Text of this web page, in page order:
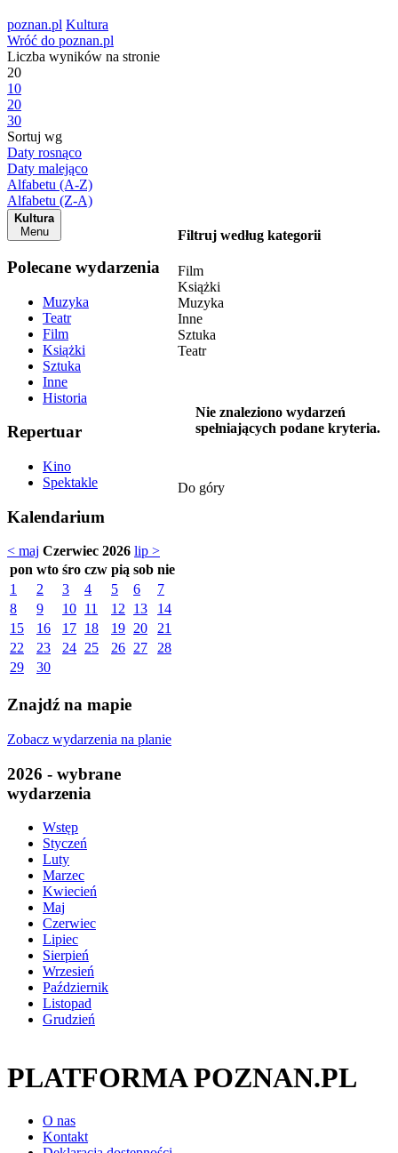
poznan.pl Kultura
Wróć do poznan.pl
Liczba wyników na stronie
20
10
20
30
Sortuj wg
Daty rosnąco
Daty malejąco
Alfabetu (A-Z)
Alfabetu (Z-A)
Kultura
Menu
Polecane wydarzenia
Muzyka
Teatr
Film
Książki
Sztuka
Inne
Historia
Repertuar
Kino
Spektakle
Kalendarium
< maj Czerwiec 2026 lip >
pon wto śro czw pią sob nie
1
2 3 4 5 6
7
8
9 10 11 12 13
14
15
16 17 18 19 20
21
22
23 24 25 26 27
28
29
30
Znajdź na mapie
Zobacz wydarzenia na planie
2026 - wybrane
wydarzenia
Wstęp
Styczeń
Luty
Marzec
Kwiecień
Maj
Czerwiec
Lipiec
Sierpień
Wrzesień
Październik
Listopad
Grudzień
Filtruj według kategorii
Film
Książki
Muzyka
Inne
Sztuka
Teatr
Nie znaleziono wydarzeń
spełniających podane kryteria.
Do góry
PLATFORMA POZNAN.PL
O nas
Kontakt